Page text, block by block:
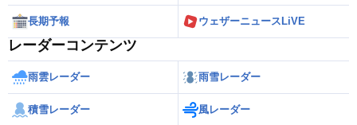
長期予報 ウェザーニュースLiVE
レーダーコンテンツ
雨雲レーダー 雨雪レーダー
積雪レーダー 風レーダー